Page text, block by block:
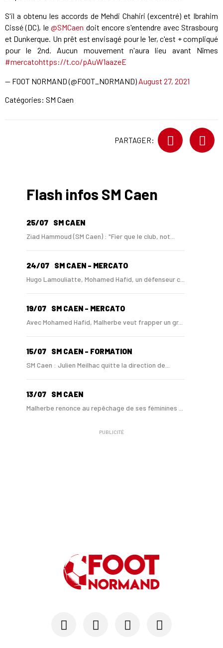
S'il a obtenu les accords de Mehdi Chahiri (excentré) et Ibrahim
Cissé (DC), le@SMCaen doit encore s'entendre avec Strasbourg
et Dunkerque. Un prêt est envisagé pour le 1er, c'est + compliqué
pour le 2nd. Aucun mouvement n'aura lieu avant Nîmes
#mercatohttps://t.co/pAuW1aazeE
— FOOT NORMAND (@FOOT_NORMAND) August 27, 2021
Catégories: SM Caen
PARTAGER:
Flash infos SM Caen
25/07 SM CAEN
Ziad Hammoud (SM Caen) : "Fier que le club, not...
24/07 SM CAEN - MERCATO
Hugo Lamouliatte, Mohamed Hafid, un défenseur c...
19/07 SM CAEN - MERCATO
Avec Mohamed Hafid, Malherbe veut frapper un gr...
15/07 SM CAEN - FORMATION
SM Caen : Julien Meilhac quitte la direction de...
13/07 SM CAEN
Malherbe renonce au repêchage de ses féminines ...
SM CAEN - MERCATO
Le Rouennais Nassim Titebah sur les tablettes d...
Le Stade Malherbe sur le point de sécuriser une...
PUBLICITÉ